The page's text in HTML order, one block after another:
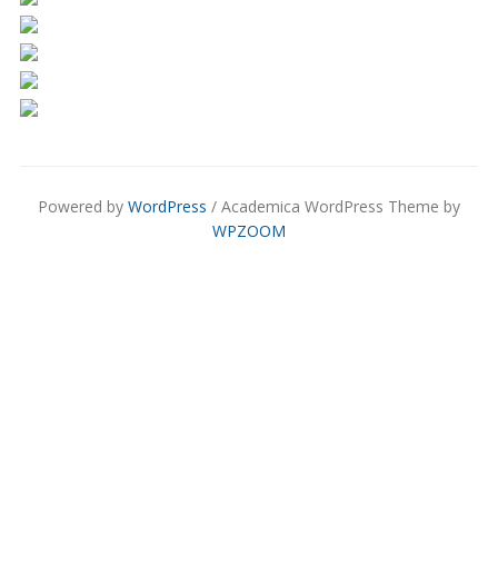
Powered by WordPress / Academica WordPress Theme by
WPZOOM